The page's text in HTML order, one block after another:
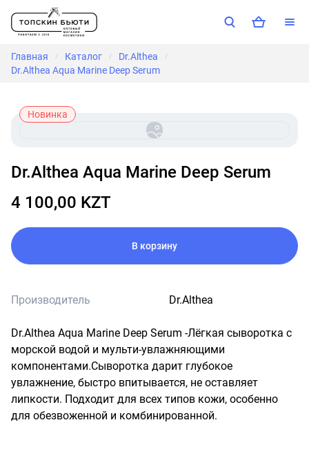
Главная / Каталог / Dr.Althea /
Dr.Althea Aqua Marine Deep Serum
Новинка
Dr.Althea Aqua Marine Deep Serum
4 100,00 KZT
В корзину
Производитель Dr.Althea
Dr.Althea Aqua Marine Deep Serum -Лёгкая сыворотка с
морской водой и мульти-увлажняющими
компонентами.Сыворотка дарит глубокое
увлажнение, быстро впитывается, не оставляет
липкости. Подходит для всех типов кожи, особенно
для обезвоженной и комбинированной.